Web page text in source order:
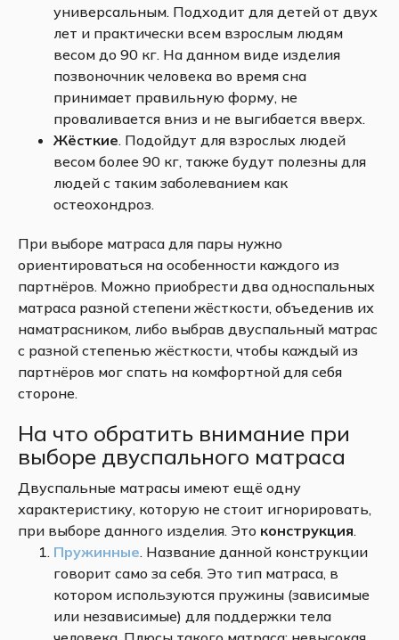
универсальным. Подходит для детей от двух
лет и практически всем взрослым людям
весом до 90 кг. На данном виде изделия
позвоночник человека во время сна
принимает правильную форму, не
проваливается вниз и не выгибается вверх.
Жёсткие. Подойдут для взрослых людей
весом более 90 кг, также будут полезны для
людей с таким заболеванием как
остеохондроз.
При выборе матраса для пары нужно
ориентироваться на особенности каждого из
партнёров. Можно приобрести два односпальных
матраса разной степени жёсткости, объеденив их
наматрасником, либо выбрав двуспальный матрас
с разной степенью жёсткости, чтобы каждый из
партнёров мог спать на комфортной для себя
стороне.
На что обратить внимание при
выборе двуспального матраса
Двуспальные матрасы имеют ещё одну
характеристику, которую не стоит игнорировать,
при выборе данного изделия. Это конструкция.
Пружинные. Название данной конструкции
говорит само за себя. Это тип матраса, в
котором используются пружины (зависимые
или независимые) для поддержки тела